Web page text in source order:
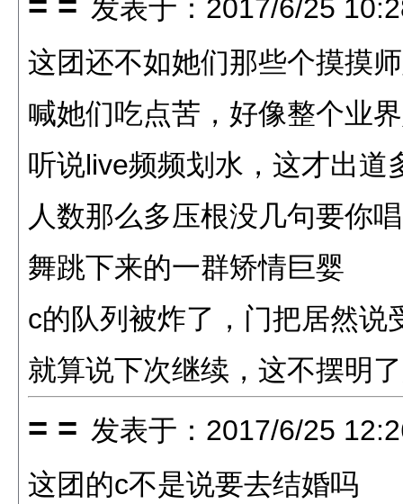
发表于：2017/6/25
这团还不如她们那些个摸摸
喊她们吃点苦，好像整个业
听说live频频划水，这才出道
人数那么多压根没几句要你
舞跳下来的一群矫情巨婴
c的队列被炸了，门把居然说
就算说下次继续，这不摆明
= = 发表于：2017/6/25
这团的c不是说要去结婚吗